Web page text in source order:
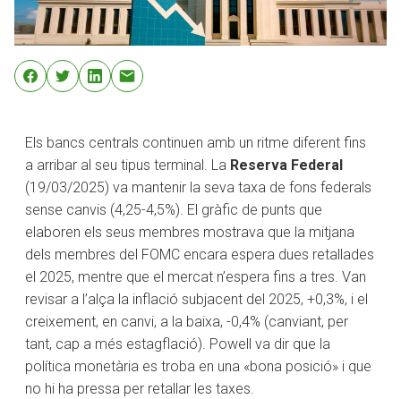
Els bancs centrals continuen amb un ritme diferent fins
a arribar al seu tipus terminal. La Reserva Federal
(19/03/2025) va mantenir la seva taxa de fons federals
sense canvis (4,25-4,5%). El gràfic de punts que
elaboren els seus membres mostrava que la mitjana
dels membres del FOMC encara espera dues retallades
el 2025, mentre que el mercat n’espera fins a tres. Van
revisar a l’alça la inflació subjacent del 2025, +0,3%, i el
creixement, en canvi, a la baixa, -0,4% (canviant, per
tant, cap a més estagflació). Powell va dir que la
política monetària es troba en una «bona posició» i que
no hi ha pressa per retallar les taxes.